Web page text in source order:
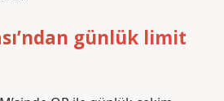
günlük limit